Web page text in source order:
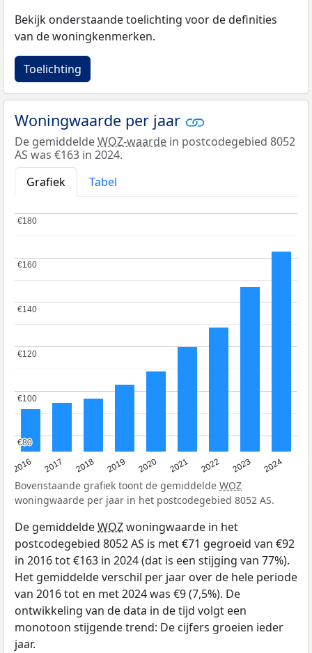
Bekijk onderstaande toelichting voor de definities
van de woningkenmerken.
Toelichting
Woningwaarde per jaar
De gemiddeldeWOZ-waarde in postcodegebied 8052
AS was €163 in 2024.
Grafiek
Tabel
2016 2017 2018 2019 2020 2021 2022 2023 2024
€80
€80
€100
€100
€120
€120
€140
€140
€160
€160
€180
€180
Bovenstaande grafiek toont de gemiddelde WOZ
woningwaarde per jaar in het postcodegebied 8052 AS.
De gemiddeldeWOZwoningwaarde in het
postcodegebied 8052 AS is met €71 gegroeid van €92
in 2016 tot €163 in 2024 (dat is een stijging van 77%).
Het gemiddelde verschil per jaar over de hele periode
van 2016 tot en met 2024 was €9 (7,5%). De
ontwikkeling van de data in de tijd volgt een
monotoon stijgende trend: De cijfers groeien ieder
jaar.